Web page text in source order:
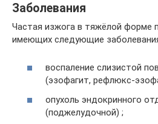
Заболевания
Частая изжога в тяжёлой форме
имеющих следующие
воспаление слизистой
(эзофагит, рефлюкс-
опухоль эндокринного
(поджелудочной) ;